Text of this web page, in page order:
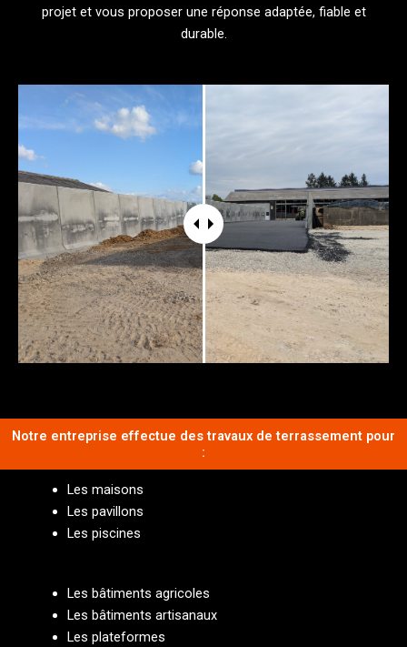
projet et vous proposer une réponse adaptée, fiable et
durable.
Notre entreprise effectue des travaux de terrassement pour
:
Les maisons
Les pavillons
Les piscines
Les bâtiments agricoles
Les bâtiments artisanaux
Les plateformes